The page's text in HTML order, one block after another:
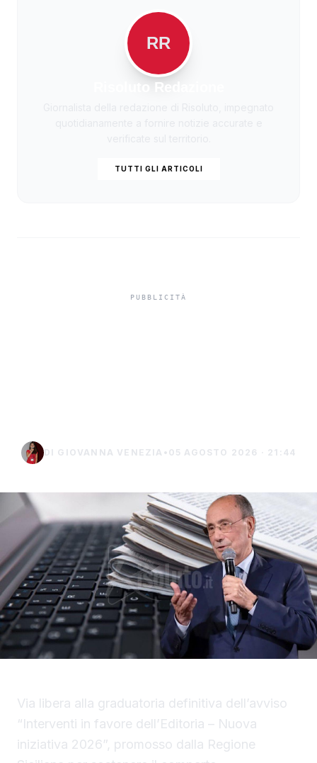
RR
Risoluto Redazione
TUTTI GLI ARTICOLI
DI GIOVANNA VENEZIA • 05 AGOSTO 2026 · 21:44
Via libera alla graduatoria definitiva dell’avviso
“Interventi in favore dell’Editoria – Nuova
iniziativa 2026”, promosso dalla Regione